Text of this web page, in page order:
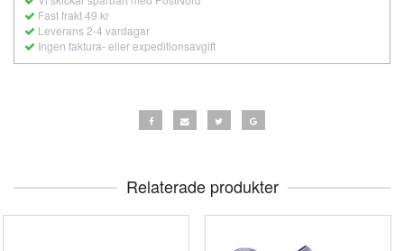
Fast frakt 49 kr
Leverans 2-4 vardagar
Ingen faktura- eller expeditionsavgift
Relaterade produkter